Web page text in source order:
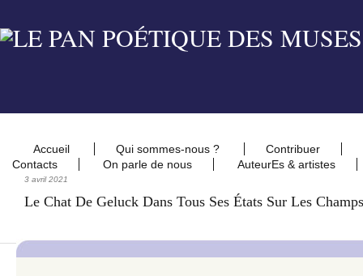
Accueil Qui sommes-nous ?
Contribuer
Contacts
On parle de nous AuteurEs & artistes
3 avril 2021
Le Chat De Geluck Dans Tous Ses États Sur Les